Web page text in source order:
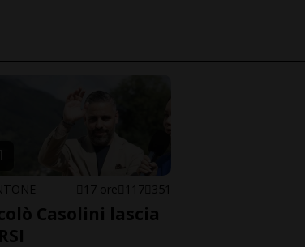
17 ore 117 351
Casolini lascia